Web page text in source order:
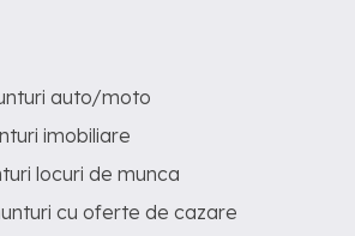
auto/moto
imobiliare
locuri de munca
cu oferte de cazare